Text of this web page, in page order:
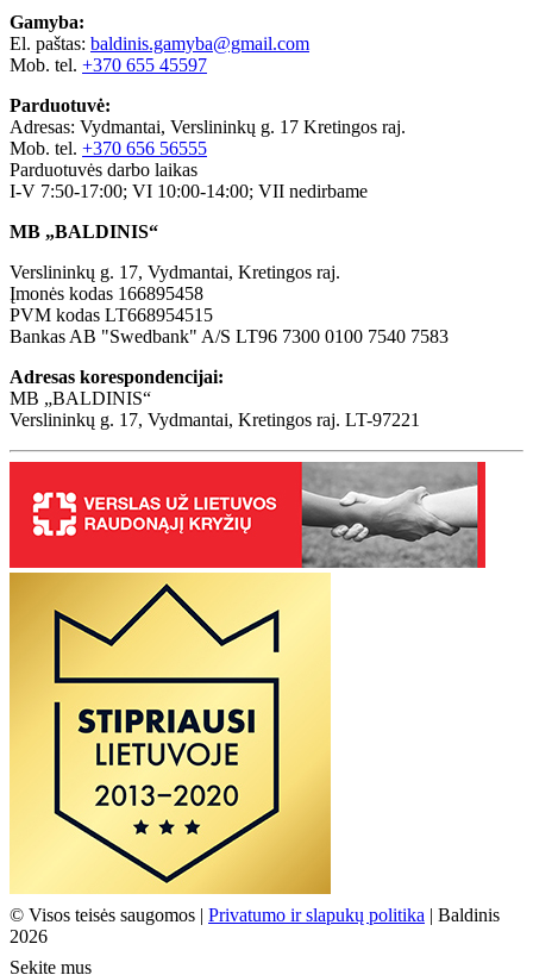
Gamyba:
El. paštas: baldinis.gamyba@gmail.com
Mob. tel. +370 655 45597
Parduotuvė:
Adresas: Vydmantai, Verslininkų g. 17 Kretingos raj.
Mob. tel. +370 656 56555
Parduotuvės darbo laikas
I-V 7:50-17:00; VI 10:00-14:00; VII nedirbame
MB „BALDINIS“
Verslininkų g. 17, Vydmantai, Kretingos raj.
Įmonės kodas 166895458
PVM kodas LT668954515
Bankas AB "Swedbank" A/S LT96 7300 0100 7540 7583
Adresas korespondencijai:
MB „BALDINIS“
Verslininkų g. 17, Vydmantai, Kretingos raj. LT-97221
© Visos teisės saugomos | Privatumo ir slapukų politika | Baldinis
2026
Sekite mus